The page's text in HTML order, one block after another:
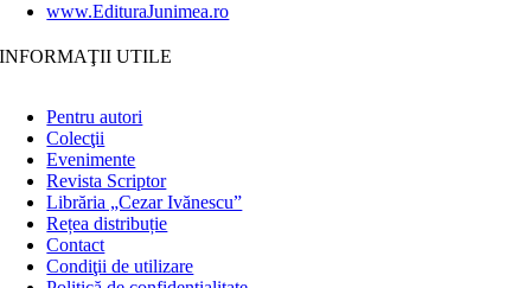
www.EdituraJunimea.ro
INFORMAŢII UTILE
Pentru autori
Colecţii
Evenimente
Revista Scriptor
Librăria „Cezar Ivănescu”
Rețea distribuție
Contact
Condiţii de utilizare